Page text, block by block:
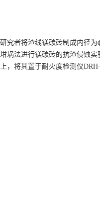
研究者将渣线镁碳砖制成内径为
坩埚法进行镁碳砖的抗渣侵蚀
上，将其置于耐火度检测仪